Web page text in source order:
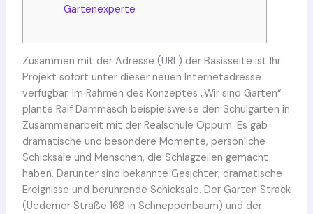
Gartenexperte
Zusammen mit der Adresse (URL) der Basisseite ist Ihr
Projekt sofort unter dieser neuen Internetadresse
verfügbar. Im Rahmen des Konzeptes „Wir sind Garten“
plante Ralf Dammasch beispielsweise den Schulgarten in
Zusammenarbeit mit der Realschule Oppum. Es gab
dramatische und besondere Momente, persönliche
Schicksale und Menschen, die Schlagzeilen gemacht
haben. Darunter sind bekannte Gesichter, dramatische
Ereignisse und berührende Schicksale. Der Garten Strack
(Uedemer Straße 168 in Schneppenbaum) und der